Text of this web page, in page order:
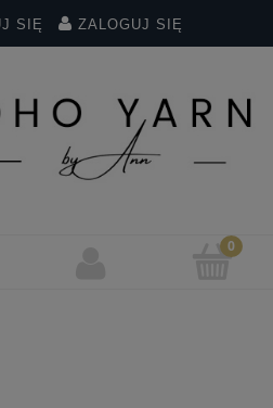
SIĘ ZALOGUJ SIĘ